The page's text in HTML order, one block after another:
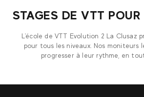
STAGES DE VTT
L'école de VTT Evolution 2 La Clusaz
pour tous les niveaux. Nos
progresser à leur rythme, en